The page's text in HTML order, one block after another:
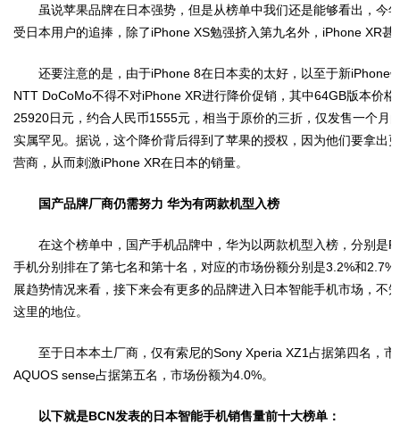
虽说苹果品牌在日本强势，但是从榜单中我们还是能够看出，今
受日本用户的追捧，除了iPhone XS勉强挤入第九名外，iPhone XR甚
还要注意的是，由于iPhone 8在日本卖的太好，以至于新iPhone
NTT DoCoMo不得不对iPhone XR进行降价促销，其中64GB版本价
25920日元，约合人民币1555元，相当于原价的三折，仅发售一个月
实属罕见。据说，这个降价背后得到了苹果的授权，因为他们要拿出
营商，从而刺激iPhone XR在日本的销量。
国产品牌厂商仍需努力 华为有两款机型入榜
在这个榜单中，国产手机品牌中，华为以两款机型入榜，分别是
手机分别排在了第七名和第十名，对应的市场份额分别是3.2%和
展趋势情况来看，接下来会有更多的品牌进入日本智能手机市场，不
这里的地位。
至于日本本土厂商，仅有索尼的Sony Xperia XZ1占据第四名，
AQUOS sense占据第五名，市场份额为4.0%。
以下就是BCN发表的日本智能手机销售量前十大榜单：